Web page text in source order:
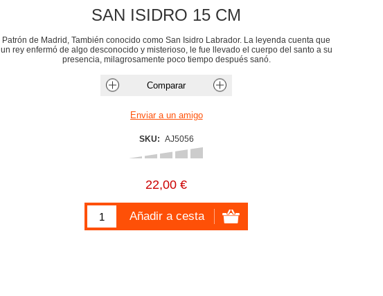
SAN ISIDRO 15 CM
Patrón de Madrid, También conocido como San Isidro Labrador. La leyenda cuenta que
un rey enfermó de algo desconocido y misterioso, le fue llevado el cuerpo del santo a su
presencia, milagrosamente poco tiempo después sanó.
SKU: AJ5056
22,00 €